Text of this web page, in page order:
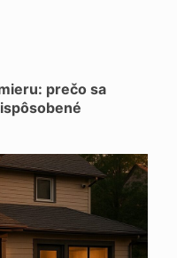
prečo sa